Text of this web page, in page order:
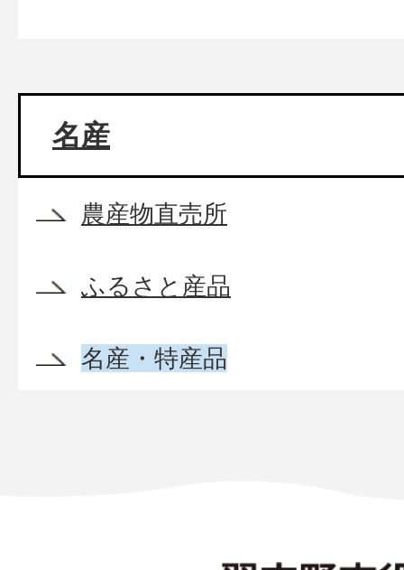
名産
農産物直売所
ふるさと産品
名産・特産品